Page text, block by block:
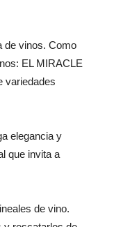
de vinos. Como
EL MIRACLE
variedades
elegancia y
que invita a
de vino.